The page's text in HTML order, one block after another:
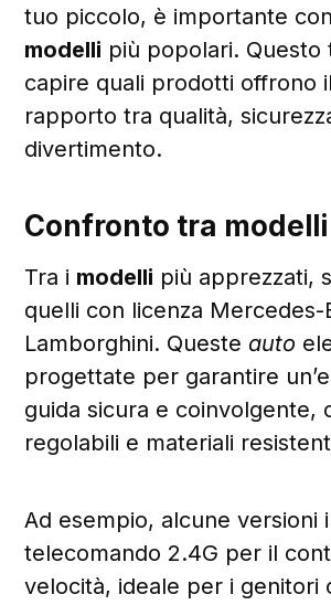
tuo piccolo, è importante
modelli più popolari. Questo
capire quali prodotti offrono
rapporto tra qualità,
divertimento.
Confronto tra modelli
Tra i modelli più apprezzati,
quelli con licenza Mercedes-
Lamborghini. Queste auto
progettate per garantire
guida sicura e coinvolgente,
regolabili e materiali
Ad esempio, alcune versioni
telecomando 2.4G per il
velocità, ideale per i genitori